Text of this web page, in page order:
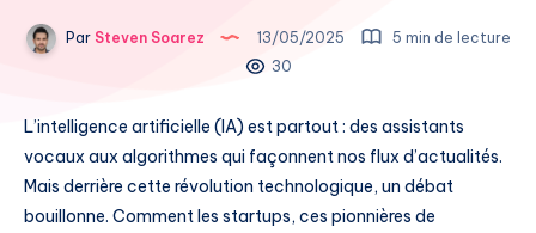
ParSteven Soarez 13/05/2025
5 min de lecture
30
L’intelligence artificielle (IA) est partout : des assistants
vocaux aux algorithmes qui façonnent nos flux d’actualités.
Mais derrière cette révolution technologique, un débat
bouillonne. Comment les startups, ces pionnières de